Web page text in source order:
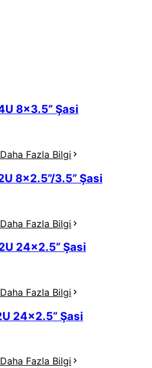
8x3.5” Şasi
Daha Fazla Bilgi
8x2.5”/3.5” Şasi
Daha Fazla Bilgi
24x2.5” Şasi
Daha Fazla Bilgi
24x2.5” Şasi
Daha Fazla Bilgi